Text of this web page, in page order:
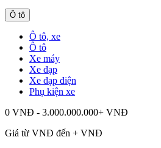
Ô tô
Ô tô, xe
Ô tô
Xe máy
Xe đạp
Xe đạp điện
Phụ kiện xe
0 VNĐ - 3.000.000.000+ VNĐ
Giá từ VNĐ đến + VNĐ